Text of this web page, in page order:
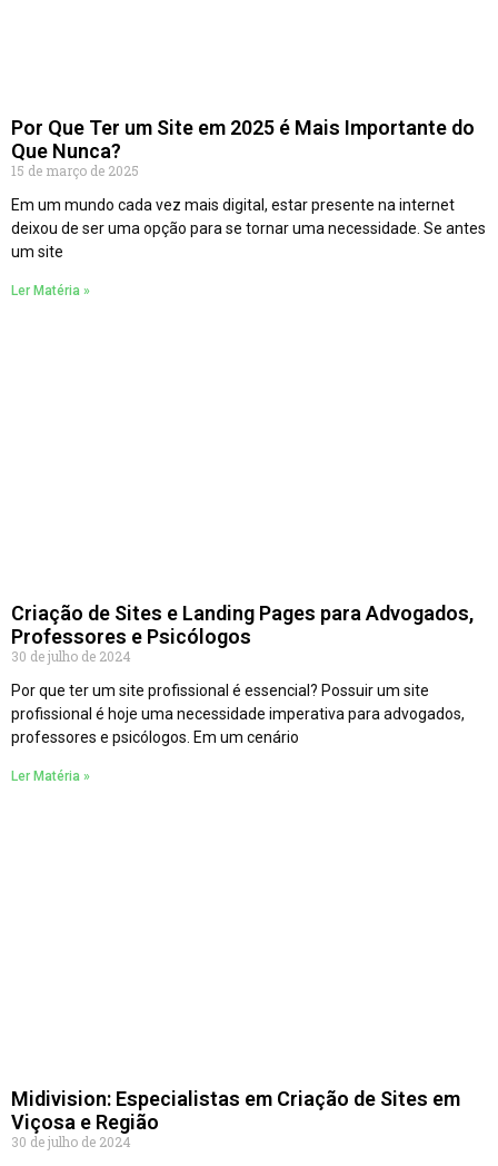
Por Que Ter um Site em 2025 é Mais Importante do
Que Nunca?
15 de março de 2025
Em um mundo cada vez mais digital, estar presente na internet
deixou de ser uma opção para se tornar uma necessidade. Se antes
um site
Ler Matéria »
Criação de Sites e Landing Pages para Advogados,
Professores e Psicólogos
30 de julho de 2024
Por que ter um site profissional é essencial? Possuir um site
profissional é hoje uma necessidade imperativa para advogados,
professores e psicólogos. Em um cenário
Ler Matéria »
Midivision: Especialistas em Criação de Sites em
Viçosa e Região
30 de julho de 2024